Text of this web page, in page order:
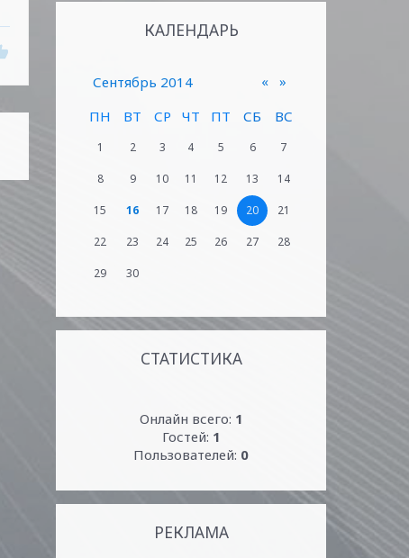
КАЛЕНДАРЬ
«
Сентябрь 2014
»
ПН
ВТ СР ЧТ ПТ СБ ВС
1 2 3 4 5 6 7
8 9 10 11 12 13 14
15 16 17 18 19 20 21
22 23 24 25 26 27 28
29 30
СТАТИСТИКА
Онлайн всего: 1
Гостей: 1
Пользователей: 0
РЕКЛАМА